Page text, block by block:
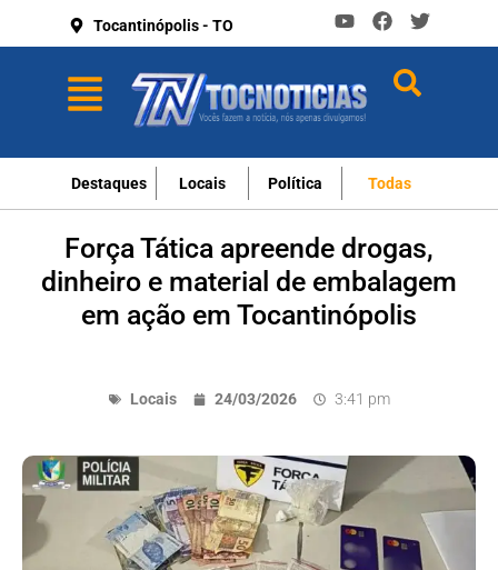
Tocantinópolis - TO
Destaques Locais Política Todas
Força Tática apreende drogas,
dinheiro e material de embalagem
em ação em Tocantinópolis
Locais 24/03/2026 3:41 pm